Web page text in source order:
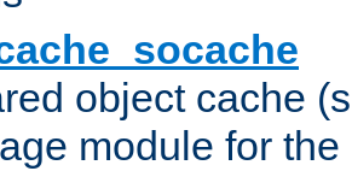
object cache
module for